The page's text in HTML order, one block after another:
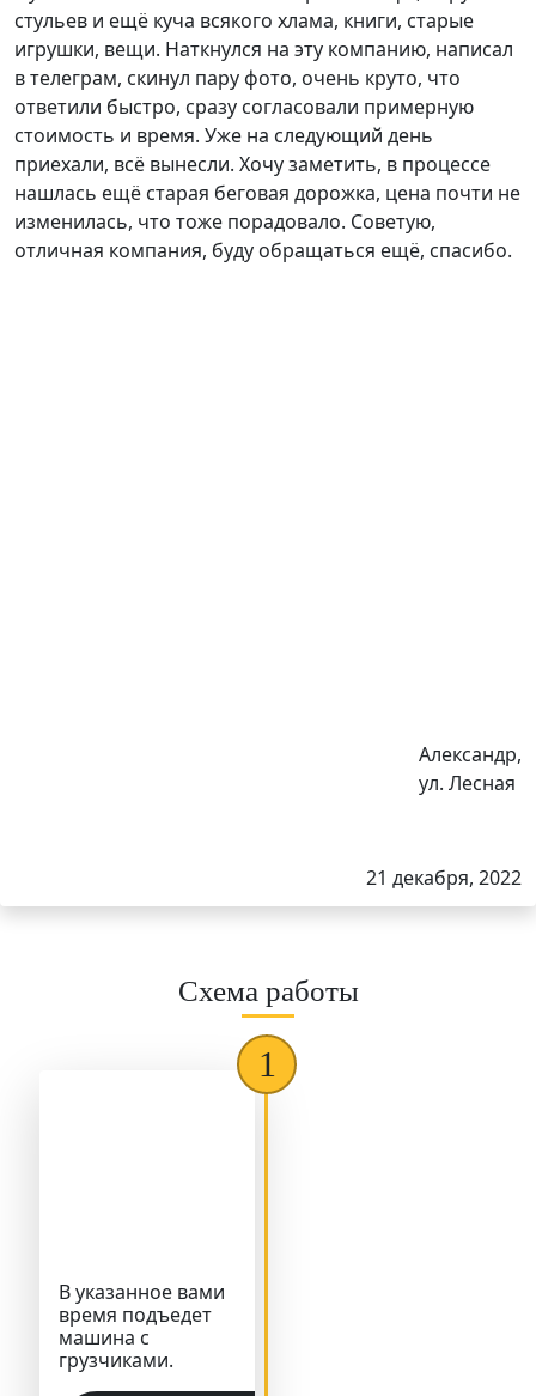
стульев и ещё куча всякого хлама, книги, старые
игрушки, вещи. Наткнулся на эту компанию, написал
в телеграм, скинул пару фото, очень круто, что
ответили быстро, сразу согласовали примерную
стоимость и время. Уже на следующий день
приехали, всё вынесли. Хочу заметить, в процессе
нашлась ещё старая беговая дорожка, цена почти не
изменилась, что тоже порадовало. Советую,
отличная компания, буду обращаться ещё, спасибо.
Александр,
ул. Лесная
21 декабря, 2022
Схема работы
В указанное вами
время подъедет
машина с
грузчиками.